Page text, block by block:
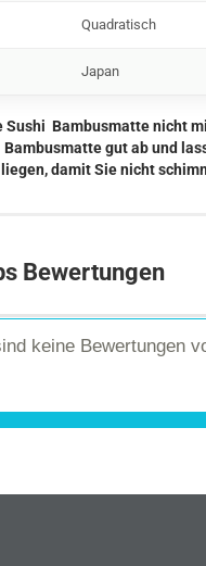
Quadratisch
Japan
Sushi Bambusmatte nicht
gut ab und
damit Sie nicht
Bewertungen
keine Bewertungen